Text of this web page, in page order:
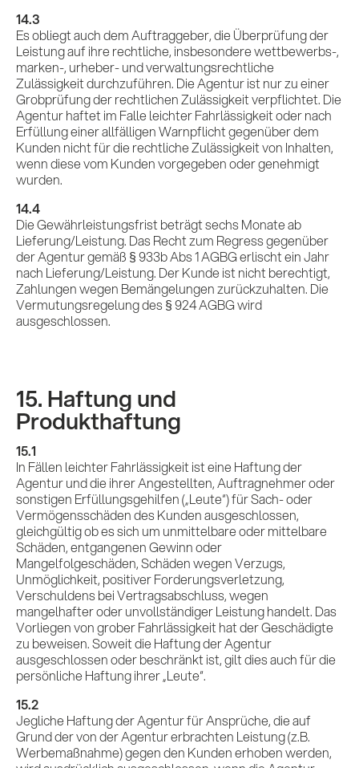
14.3
Es obliegt auch dem Auftraggeber, die Überprüfung der
Leistung auf ihre rechtliche, insbesondere wettbewerbs-,
marken-, urheber- und verwaltungsrechtliche
Zulässigkeit durchzuführen. Die Agentur ist nur zu einer
Grobprüfung der rechtlichen Zulässigkeit verpflichtet. Die
Agentur haftet im Falle leichter Fahrlässigkeit oder nach
Erfüllung einer allfälligen Warnpflicht gegenüber dem
Kunden nicht für die rechtliche Zulässigkeit von Inhalten,
wenn diese vom Kunden vorgegeben oder genehmigt
wurden.
14.4
Die Gewährleistungsfrist beträgt sechs Monate ab
Lieferung/Leistung. Das Recht zum Regress gegenüber
der Agentur gemäß § 933b Abs 1 AGBG erlischt ein Jahr
nach Lieferung/Leistung. Der Kunde ist nicht berechtigt,
Zahlungen wegen Bemängelungen zurückzuhalten. Die
Vermutungsregelung des § 924 AGBG wird
ausgeschlossen.
15. Haftung und
Produkthaftung
15.1
In Fällen leichter Fahrlässigkeit ist eine Haftung der
Agentur und die ihrer Angestellten, Auftragnehmer oder
sonstigen Erfüllungsgehilfen („Leute“) für Sach- oder
Vermögensschäden des Kunden ausgeschlossen,
gleichgültig ob es sich um unmittelbare oder mittelbare
Schäden, entgangenen Gewinn oder
Mangelfolgeschäden, Schäden wegen Verzugs,
Unmöglichkeit, positiver Forderungsverletzung,
Verschuldens bei Vertragsabschluss, wegen
mangelhafter oder unvollständiger Leistung handelt. Das
Vorliegen von grober Fahrlässigkeit hat der Geschädigte
zu beweisen. Soweit die Haftung der Agentur
ausgeschlossen oder beschränkt ist, gilt dies auch für die
persönliche Haftung ihrer „Leute“.
15.2
Jegliche Haftung der Agentur für Ansprüche, die auf
Grund der von der Agentur erbrachten Leistung (z.B.
Werbemaßnahme) gegen den Kunden erhoben werden,